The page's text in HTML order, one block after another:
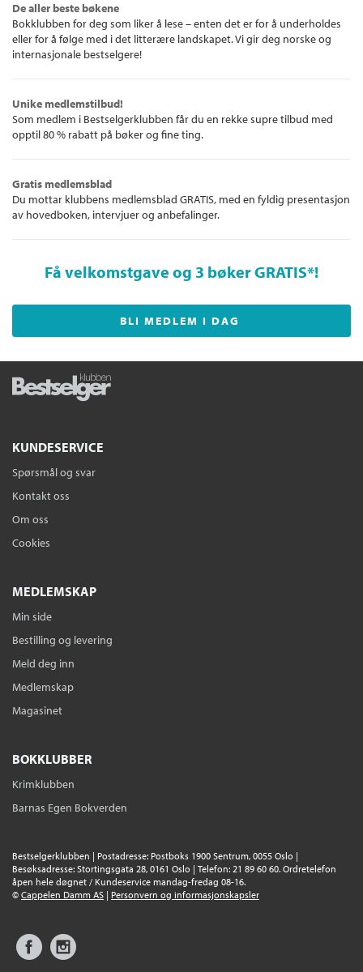
De aller beste bøkene
Bokklubben for deg som liker å lese – enten det er for å underholdes
eller for å følge med i det litterære landskapet. Vi gir deg norske og
internasjonale bestselgere!
Unike medlemstilbud!
Som medlem i Bestselgerklubben får du en rekke supre tilbud med
opptil 80 % rabatt på bøker og fine ting.
Gratis medlemsblad
Du mottar klubbens medlemsblad GRATIS, med en fyldig presentasjon
av hovedboken, intervjuer og anbefalinger.
Få velkomstgave og 3 bøker GRATIS*!
BLI MEDLEM I DAG
KUNDESERVICE
Spørsmål og svar
Kontakt oss
Om oss
Cookies
MEDLEMSKAP
Min side
Bestilling og levering
Meld deg inn
Medlemskap
Magasinet
BOKKLUBBER
Krimklubben
Barnas Egen Bokverden
Bestselgerklubben | Postadresse: Postboks 1900 Sentrum, 0055 Oslo |
Besøksadresse: Stortingsgata 28, 0161 Oslo | Telefon: 21 89 60 60. Ordretelefon
åpen hele døgnet / Kundeservice mandag-fredag 08-16.
© Cappelen Damm AS | Personvern og informasjonskapsler
Facebook